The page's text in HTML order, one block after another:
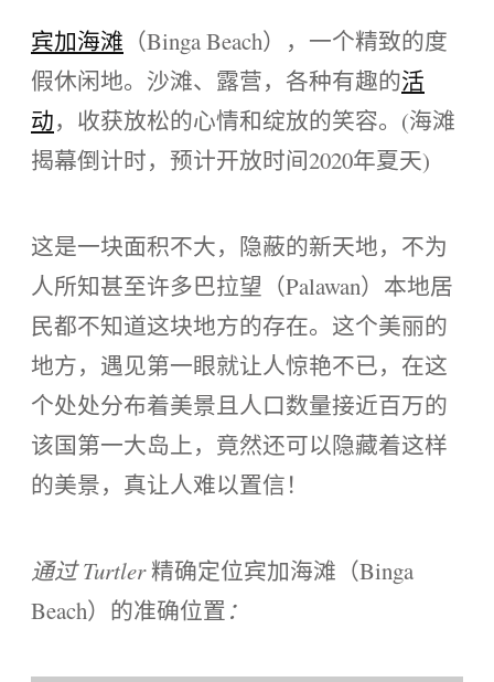
宾加海滩 （Binga Beach），一个精致的度
假休闲地。沙滩、露营，各种有趣的活
动，收获放松的心情和绽放的笑容。(海滩
揭幕倒计时，预计开放时间2020年夏天)
这是一块面积不大，隐蔽的新天地，不为
人所知甚至许多巴拉望（Palawan）本地居
民都不知道这块地方的存在。这个美丽的
地方，遇见第一眼就让人惊艳不已，在这
个处处分布着美景且人口数量接近百万的
该国第一大岛上，竟然还可以隐藏着这样
的美景，真让人难以置信！
通过 Turtler精确定位宾加海滩（Binga
Beach）的准确位置：